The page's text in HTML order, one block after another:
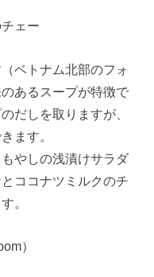
ェー
ベトナム北部のフォ
あるスープが特徴で
だしを取りますが、
ます。
やしの浅漬けサラダ
ココナツミルクのチ
。
）